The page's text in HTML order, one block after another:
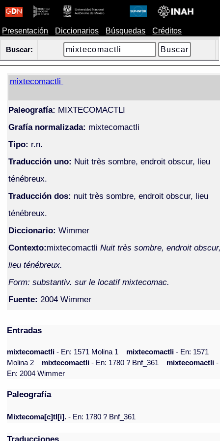
Presentación Diccionarios Búsquedas Créditos
Buscar:
mixtecomactli
Paleografía: MIXTECOMACTLI
Grafía normalizada: mixtecomactli
Tipo: r.n.
Traducción uno: Nuit très sombre, endroit obscur, lieu
ténébreux.
Traducción dos: nuit très sombre, endroit obscur, lieu
ténébreux.
Diccionario: Wimmer
Contexto:mixtecomactli Nuit très sombre, endroit
lieu ténébreux.
Form: substantiv. sur le locatif mixtecomac.
Fuente: 2004 Wimmer
Entradas
mixtecomactli- En: 1571 Molina 1 mixtecomactli- En: 1571
Molina 2
mixtecomactli- En: 1780 ? Bnf_361 mixtecomactli-
En: 2004 Wimmer
Paleografía
Mixtecoma[c]tl[i]. - En: 1780 ? Bnf_361